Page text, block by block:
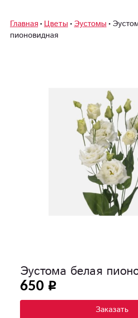
Главная Цветы Эустомы
пионовидная
Эустома белая
650
Заказать